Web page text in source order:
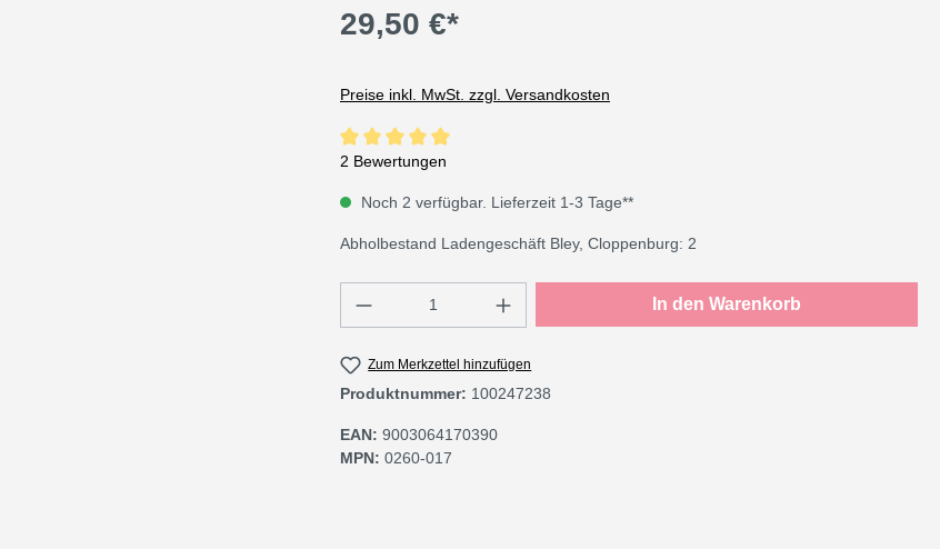
29,50 €*
Preise inkl. MwSt. zzgl. Versandkosten
Durchschnittliche Bewertung von 5 von 5 Sternen
2 Bewertungen
Noch 2 verfügbar. Lieferzeit 1-3 Tage**
Abholbestand Ladengeschäft Bley, Cloppenburg: 2
Produkt Anzahl: Gib den gewünschten Wert ein
In den Warenkorb
Zum Merkzettel hinzufügen
Produktnummer: 100247238
EAN: 9003064170390
MPN: 0260-017